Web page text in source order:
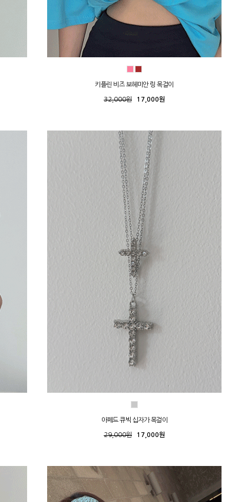
키플린 비즈 보헤미안 링 목걸이
32,000원 17,000원
아페드 큐빅 십자가 목걸이
29,000원 17,000원